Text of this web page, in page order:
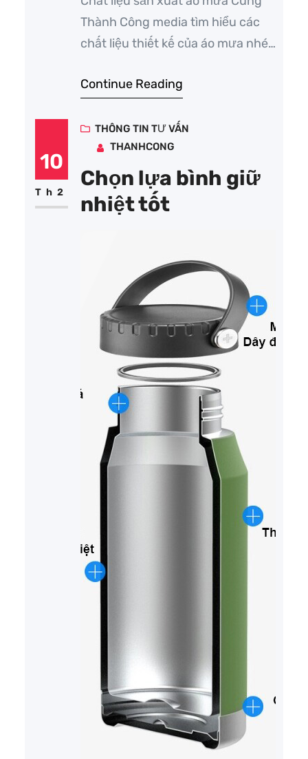
Thành Công media tìm hiểu các
chất liệu thiết kế của áo mưa nhé.
loại vải thông dụng để làm áo mưa
chất như polyester, cotton, nylon
và tơ nhân tạo.…
Continue Reading
10
Th2
THÔNG TIN TƯ VẤN
THANHCONG
Chọn lựa bình giữ
nhiệt tốt